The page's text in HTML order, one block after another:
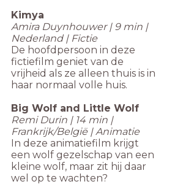
Kimya
Amira Duynhouwer | 9 min |
Nederland | Fictie
De hoofdpersoon in deze
fictiefilm geniet van de
vrijheid als ze alleen thuis is in
haar normaal volle huis.
Big Wolf and Little Wolf
Remi Durin | 14 min |
Frankrijk/België | Animatie
In deze animatiefilm krijgt
een wolf gezelschap van een
kleine wolf, maar zit hij daar
wel op te wachten?